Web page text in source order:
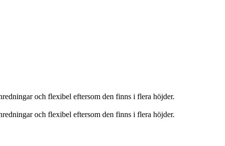
och flexibel eftersom den finns i flera höjder.
och flexibel eftersom den finns i flera höjder.